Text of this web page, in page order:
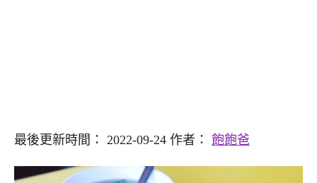
最後更新時間： 2022-09-24 作者： 飽飽爸